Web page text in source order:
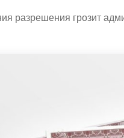
разрешения грозит